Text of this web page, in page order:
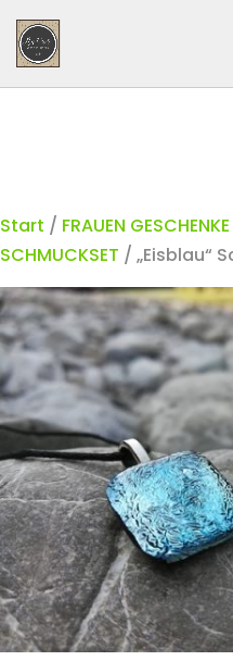
Start / FRAUEN GESCHENKE
SCHMUCKSET / „Eisblau“